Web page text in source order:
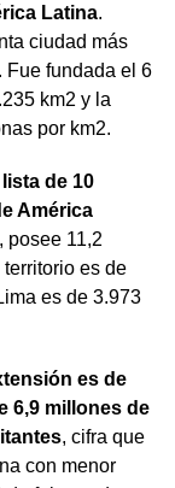
Latina.
ciudad más
Fue fundada el 6
km2 y la
por km2.
de 10
América
posee 11,2
es de
es de 3.973
es de
6,9 millones de
, cifra que
con menor